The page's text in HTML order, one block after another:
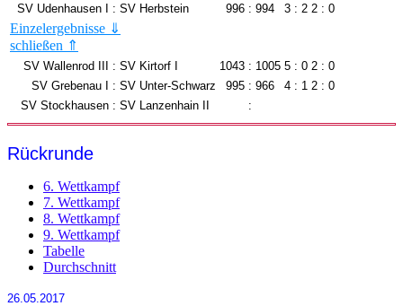
SV Udenhausen I : SV Herbstein 996 : 994 3 : 2 2 : 0
Björn Möller
Sascha Stieler
256 Lukas Bott
241
Steffen Krug
251 Luisa Böttinger
246
Milan Obenhack
230 Richard Gessel
Einzelergebnisse ⇓
schließen ⇑
SV Wallenrod III : SV Kirtorf I 1043 : 1005 5 : 0 2 : 0
SV Grebenau I
: SV Unter-Schwarz 995 : 966 4 : 1 2 : 0
SV Stockhausen : SV Lanzenhain II :
Rückrunde
6. Wettkampf
7. Wettkampf
8. Wettkampf
9. Wettkampf
Tabelle
Durchschnitt
26.05.2017